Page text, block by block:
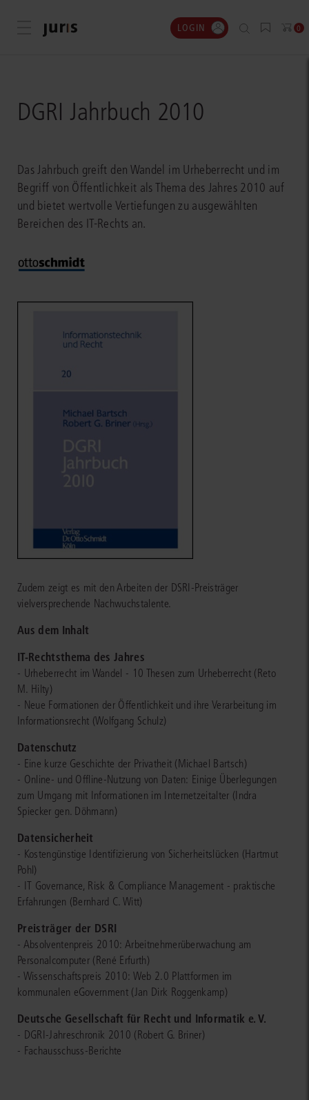
Menü öffnen LOGIN 0
DGRI Jahrbuch 2010
Das Jahrbuch greift den Wandel im Urheberrecht und im
Begriff von Öffentlichkeit als Thema des Jahres 2010 auf
und bietet wertvolle Vertiefungen zu ausgewählten
Bereichen des IT-Rechts an.
Zudem zeigt es mit den Arbeiten der DSRI-Preisträger
vielversprechende Nachwuchstalente.
Aus dem Inhalt
IT-Rechtsthema des Jahres
- Urheberrecht im Wandel - 10 Thesen zum Urheberrecht (Reto
M. Hilty)
- Neue Formationen der Öffentlichkeit und ihre Verarbeitung im
Informationsrecht (Wolfgang Schulz)
Datenschutz
- Eine kurze Geschichte der Privatheit (Michael Bartsch)
- Online- und Offline-Nutzung von Daten: Einige Überlegungen
zum Umgang mit Informationen im Internetzeitalter (Indra
Spiecker gen. Döhmann)
Datensicherheit
- Kostengünstige Identifizierung von Sicherheitslücken (Hartmut
Pohl)
- IT Governance, Risk & Compliance Management - praktische
Erfahrungen (Bernhard C. Witt)
Preisträger der DSRI
- Absolventenpreis 2010: Arbeitnehmerüberwachung am
Personalcomputer (René Erfurth)
- Wissenschaftspreis 2010: Web 2.0 Plattformen im
kommunalen eGovernment (Jan Dirk Roggenkamp)
Deutsche Gesellschaft für Recht und Informatik e. V.
- DGRI-Jahreschronik 2010 (Robert G. Briner)
- Fachausschuss-Berichte